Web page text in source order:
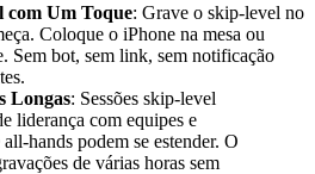
com Um Toque: Grave o skip-level no
Coloque o iPhone na mesa ou
Sem bot, sem link, sem notificação
Longas: Sessões skip-level
liderança com equipes e
hands podem se estender. O
de várias horas sem